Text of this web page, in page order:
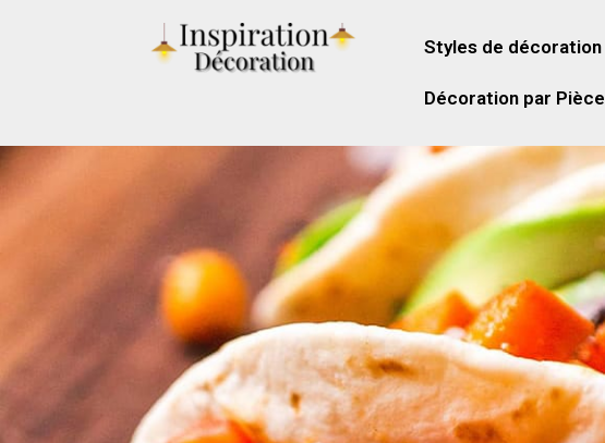
Styles de décoration
Décoration par Pièce